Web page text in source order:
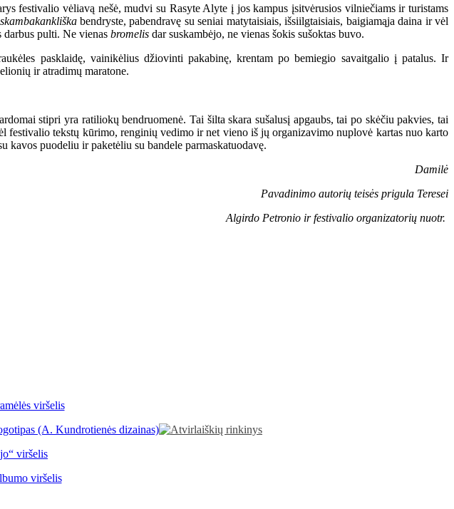
festivalio vėliavą nešė, mudvi su Rasyte Alyte į jos kampus įsitvėrusios vilniečiams ir turistams
skambakankliškabendryste, pabendravę su seniai matytaisiais, išsiilgtaisiais, baigiamąja daina ir vėl
darbus pulti. Ne vienas bromelis dar suskambėjo, ne vienas šokis sušoktas buvo.
pasklaidę, vainikėlius džiovinti pakabinę, krentam po bemiegio savaitgalio į patalus. Ir
ir atradimų maratone.
stipri yra ratiliokų bendruomenė. Tai šilta skara sušalusį apgaubs, tai po skėčiu pakvies, tai
festivalio tekstų kūrimo, renginių vedimo ir net vieno iš jų organizavimo nuplovė kartas nuo karto
kavos puodeliu ir paketėliu su bandele parmaskatuodavę.
Damilė
Pavadinimo autorių teisės prigula Teresei
Algirdo Petronio ir festivalio organizatorių nuotr.